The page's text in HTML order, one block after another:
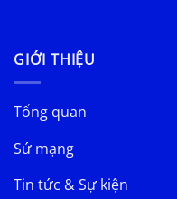
GIỚI THIỆU
Tổng quan
Sứ mạng
Tin tức & Sự kiện